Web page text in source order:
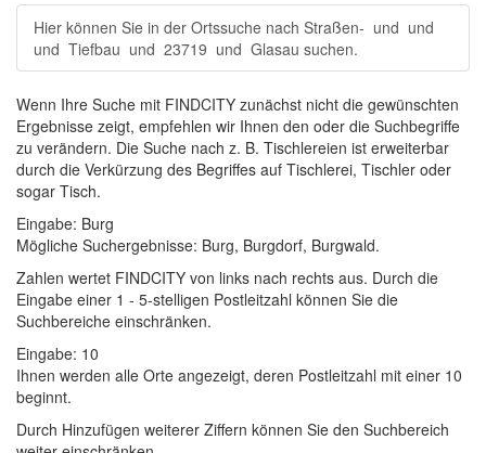
Hier können Sie in der Ortssuche nach Straßen- und und
und Tiefbau und 23719 und Glasau suchen.
Wenn Ihre Suche mit FINDCITY zunächst nicht die gewünschten
Ergebnisse zeigt, empfehlen wir Ihnen den oder die Suchbegriffe
zu verändern. Die Suche nach z. B. Tischlereien ist erweiterbar
durch die Verkürzung des Begriffes auf Tischlerei, Tischler oder
sogar Tisch.
Eingabe: Burg
Mögliche Suchergebnisse: Burg, Burgdorf, Burgwald.
Zahlen wertet FINDCITY von links nach rechts aus. Durch die
Eingabe einer 1 - 5-stelligen Postleitzahl können Sie die
Suchbereiche einschränken.
Eingabe: 10
Ihnen werden alle Orte angezeigt, deren Postleitzahl mit einer 10
beginnt.
Durch Hinzufügen weiterer Ziffern können Sie den Suchbereich